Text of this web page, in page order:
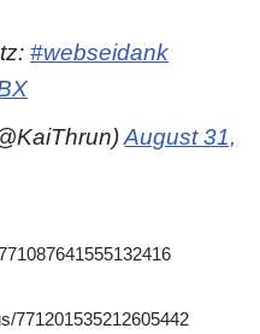
#webseidank
August 31,
771201535212605442